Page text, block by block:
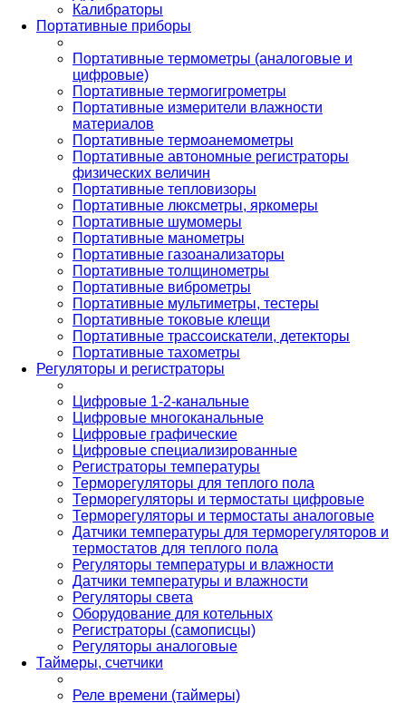
Калибраторы
Портативные приборы
Портативные термометры (аналоговые и
цифровые)
Портативные термогигрометры
Портативные измерители влажности
материалов
Портативные термоанемометры
Портативные автономные регистраторы
физических величин
Портативные тепловизоры
Портативные люксметры, яркомеры
Портативные шумомеры
Портативные манометры
Портативные газоанализаторы
Портативные толщинометры
Портативные виброметры
Портативные мультиметры, тестеры
Портативные токовые клещи
Портативные трассоискатели, детекторы
Портативные тахометры
Регуляторы и регистраторы
Цифровые 1-2-канальные
Цифровые многоканальные
Цифровые графические
Цифровые специализированные
Регистраторы температуры
Терморегуляторы для теплого пола
Терморегуляторы и термостаты цифровые
Терморегуляторы и термостаты аналоговые
Датчики температуры для терморегуляторов и
термостатов для теплого пола
Регуляторы температуры и влажности
Датчики температуры и влажности
Регуляторы света
Оборудование для котельных
Регистраторы (самописцы)
Регуляторы аналоговые
Таймеры, счетчики
Реле времени (таймеры)